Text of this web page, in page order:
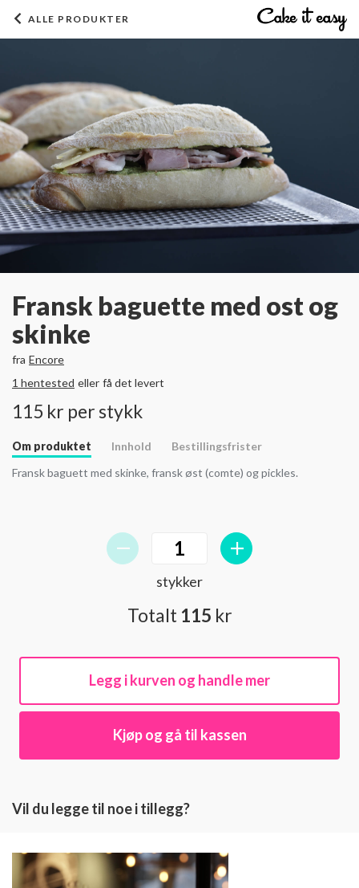
ALLE PRODUKTER
Fransk baguette med ost og
skinke
fra Encore
1 hentested eller få det levert
115 kr per stykk
Om produktet Innhold
Bestillingsfrister
Fransk baguett med skinke, fransk øst (comte) og pickles.
stykker
Totalt 115 kr
Legg i kurven og handle mer
Kjøp og gå til kassen
Vil du legge til noe i tillegg?